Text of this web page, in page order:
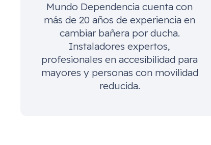
Mundo Dependencia cuenta con
más de 20 años de experiencia en
cambiar bañera por ducha.
Instaladores expertos,
profesionales en accesibilidad para
mayores y personas con movilidad
reducida.